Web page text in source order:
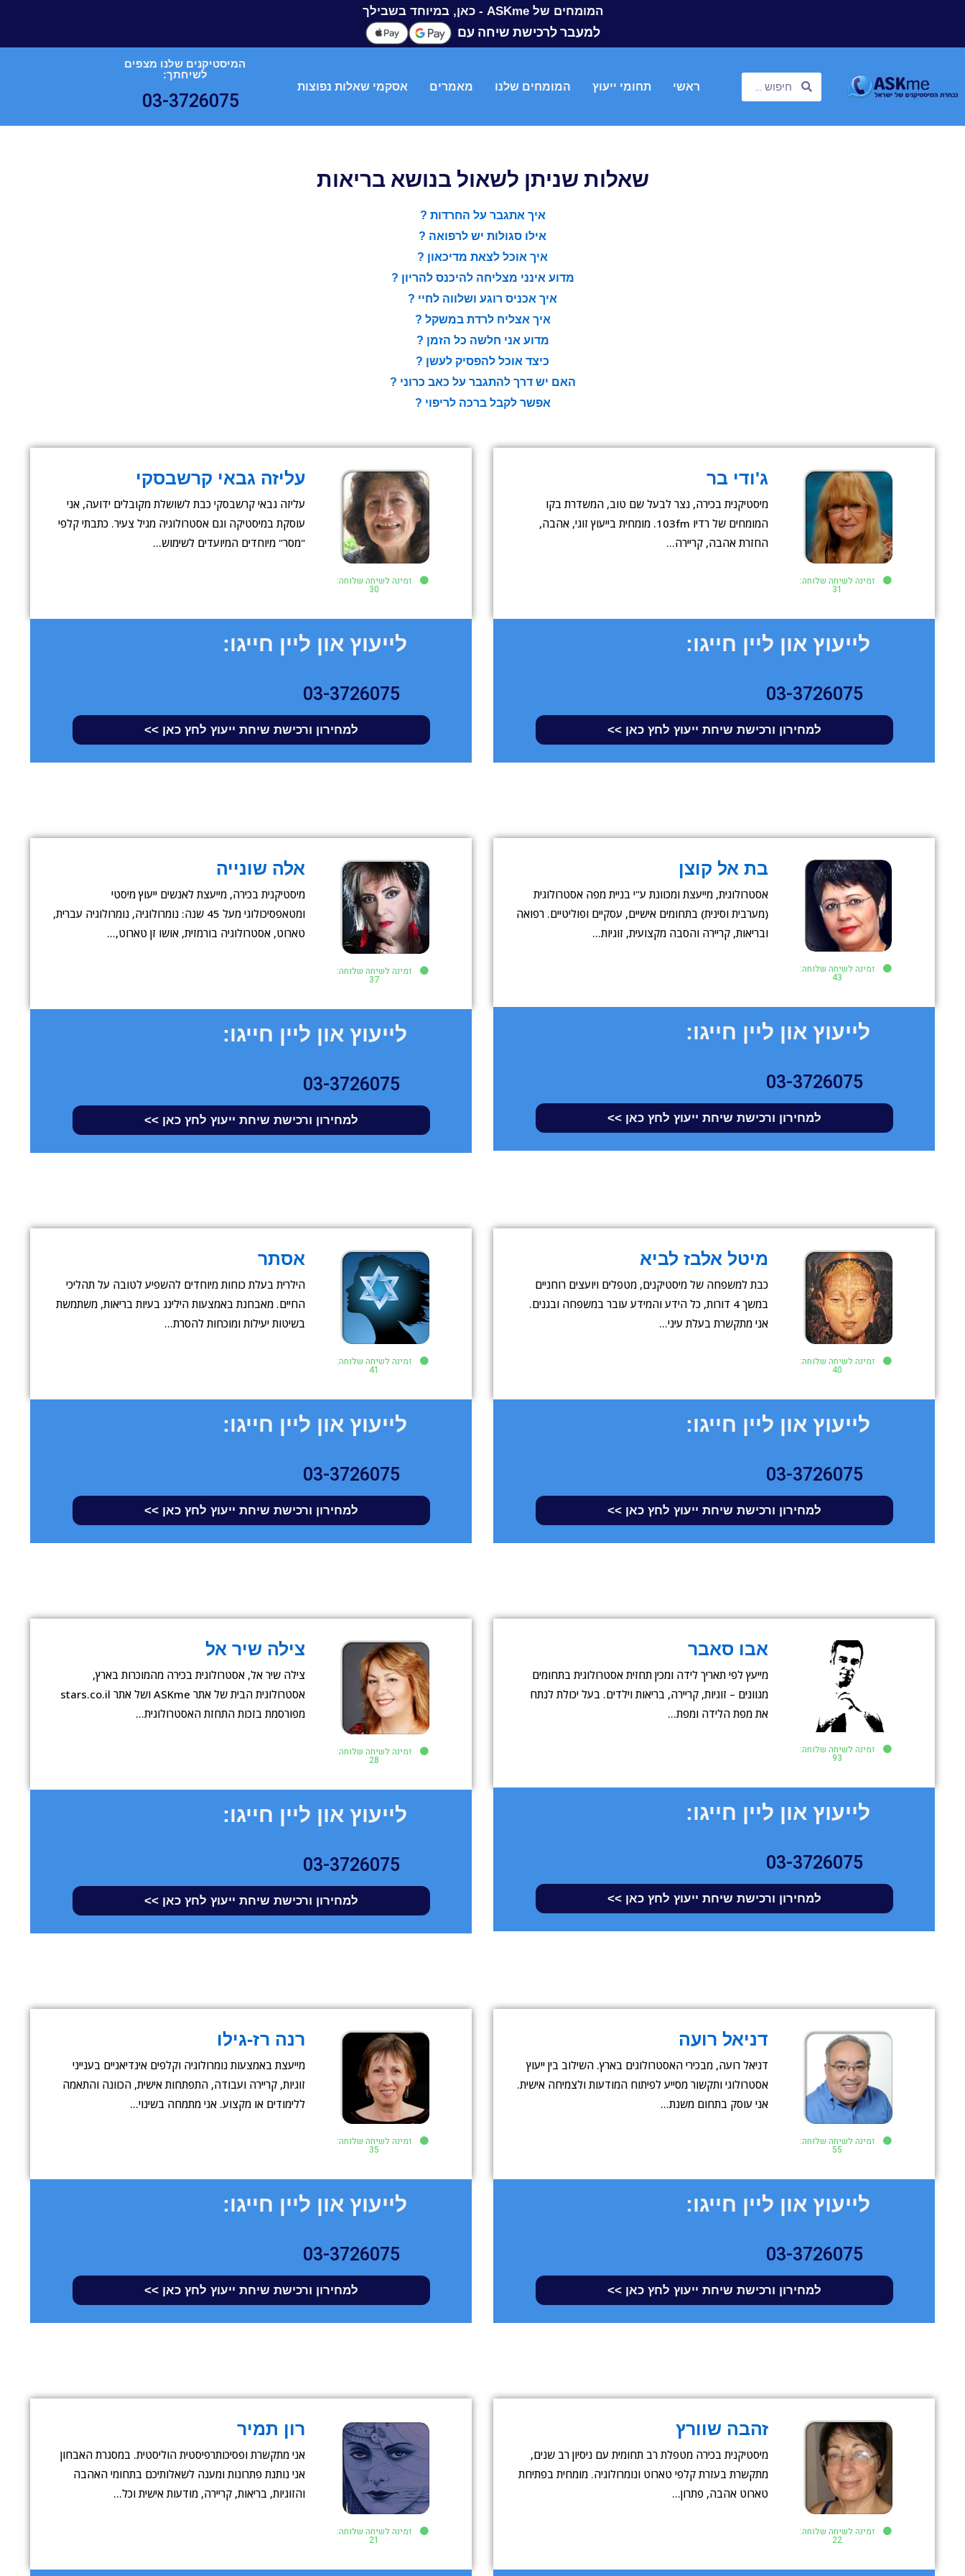
המומחים של ASKme - כאן, במיוחד בשבילך
למעבר לרכישת שיחה עם
ראשי תחומי ייעוץ המומחים שלנו מאמרים אסקמי שאלות נפוצות
המיסטיקנים שלנו מצפים
לשיחתך:
03-3726075
שאלות שניתן לשאול בנושא בריאות
איך אתגבר על החרדות ?
אילו סגולות יש לרפואה ?
איך אוכל לצאת מדיכאון ?
מדוע אינני מצליחה להיכנס להריון ?
איך אכניס רוגע ושלווה לחיי ?
איך אצליח לרדת במשקל ?
מדוע אני חלשה כל הזמן ?
כיצד אוכל להפסיק לעשן ?
האם יש דרך להתגבר על כאב כרוני ?
אפשר לקבל ברכה לריפוי ?
זמינה לשיחה שלוחה:
31
ג'ודי בר
מיסטיקנית בכירה, נצר לבעל שם טוב, המשדרת בקו
המומחים של רדיו 103fm. מומחית בייעוץ זוגי, אהבה,
החזרת אהבה, קריירה…
לייעוץ און ליין חייגו:
03-3726075
למחירון ורכישת שיחת ייעוץ לחץ כאן >>
זמינה לשיחה שלוחה:
30
עליזה גבאי קרשבסקי
עליזה גבאי קרשבסקי כבת לשושלת מקובלים ידועה, אני
עוסקת במיסטיקה וגם אסטרולוגיה מגיל צעיר. כתבתי קלפי
"מסר" מיוחדים המיועדים לשימוש…
לייעוץ און ליין חייגו:
03-3726075
למחירון ורכישת שיחת ייעוץ לחץ כאן >>
זמינה לשיחה שלוחה:
43
בת אל קוצן
אסטרולוגית, מייעצת ומכוונת ע"י בניית מפה אסטרולוגית
(מערבית וסינית) בתחומים אישיים, עסקיים ופוליטיים. רפואה
ובריאות, קריירה והסבה מקצועית, זוגיות…
לייעוץ און ליין חייגו:
03-3726075
למחירון ורכישת שיחת ייעוץ לחץ כאן >>
זמינה לשיחה שלוחה:
37
אלה שונייה
מיסטיקנית בכירה, מייעצת לאנשים ייעוץ מיסטי
ומטאפסיכולוגי מעל 45 שנה: נומרולוגיה, נומרולוגיה עברית,
טארוט, אסטרולוגיה בורמזית, אושו זן טארוט,…
לייעוץ און ליין חייגו:
03-3726075
למחירון ורכישת שיחת ייעוץ לחץ כאן >>
זמינה לשיחה שלוחה:
40
מיטל אלבז לביא
כבת למשפחה של מיסטיקנים, מטפלים ויועצים רוחניים
במשך 4 דורות, כל הידע והמידע עובר במשפחה ובגנים.
אני מתקשרת בעלת עיני…
לייעוץ און ליין חייגו:
03-3726075
למחירון ורכישת שיחת ייעוץ לחץ כאן >>
זמינה לשיחה שלוחה:
41
אסתר
הילרית בעלת כוחות מיוחדים להשפיע לטובה על תהליכי
החיים. מאבחנת באמצעות הילינג בעיות בריאות, משתמשת
בשיטות יעילות ומוכחות להסרת…
לייעוץ און ליין חייגו:
03-3726075
למחירון ורכישת שיחת ייעוץ לחץ כאן >>
זמינה לשיחה שלוחה:
93
אבו סאבר
מייעץ לפי תאריך לידה ומכין תחזית אסטרולוגית בתחומים
מגוונים – זוגיות, קריירה, בריאות וילדים. בעל יכולת לנתח
את מפת הלידה ומפת…
לייעוץ און ליין חייגו:
03-3726075
למחירון ורכישת שיחת ייעוץ לחץ כאן >>
זמינה לשיחה שלוחה:
28
צילה שיר אל
צילה שיר אל, אסטרולוגית בכירה מהמוכרות בארץ,
אסטרולוגית הבית של אתר ASKme ושל אתר stars.co.il
מפורסמת בזכות התחזת האסטרולוגית…
לייעוץ און ליין חייגו:
03-3726075
למחירון ורכישת שיחת ייעוץ לחץ כאן >>
זמינה לשיחה שלוחה:
55
דניאל רועה
דניאל רועה, מבכירי האסטרולוגים בארץ. השילוב בין ייעוץ
אסטרולוגי ותקשור מסייע לפיתוח המודעות ולצמיחה אישית.
אני עוסק בתחום משנת…
לייעוץ און ליין חייגו:
03-3726075
למחירון ורכישת שיחת ייעוץ לחץ כאן >>
זמינה לשיחה שלוחה:
35
רנה רז-גילו
מייעצת באמצעות נומרולוגיה וקלפים אינדיאניים בענייני
זוגיות, קריירה ועבודה, התפתחות אישית, הכוונה והתאמה
ללימודים או מקצוע. אני מתמחה בשינוי…
לייעוץ און ליין חייגו:
03-3726075
למחירון ורכישת שיחת ייעוץ לחץ כאן >>
זמינה לשיחה שלוחה:
22
זהבה שוורץ
מיסטיקנית בכירה מטפלת רב תחומית עם ניסיון רב שנים,
מתקשרת בעזרת קלפי טארוט ונומרולוגיה. מומחית בפתיחת
טארוט אהבה, פתרון…
זמינה לשיחה שלוחה:
21
רון תמיר
אני מתקשרת ופסיכותרפיסטית הוליסטית. במסגרת האבחון
אני נותנת פתרונות ומענה לשאלותיכם בתחומי האהבה
והזוגיות, בריאות, קריירה, מודעות אישית וכל…